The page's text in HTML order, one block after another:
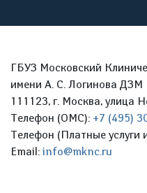
ГБУЗ Московский
имени А. С. Логинова ДЗМ
111123, г. Москва, улица
Телефон (ОМС): +7 (495)
Телефон (Платные услуги
Email: info@mknc.ru